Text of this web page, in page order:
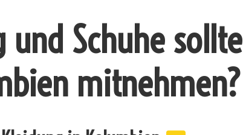
und Schuhe sollte
mitnehmen?